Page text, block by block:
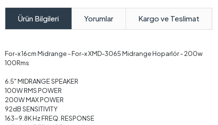
Ürün Bilgileri Yorumlar Kargo ve Teslimat
For-x 16cm Midrange - For-x XMD-3065 Midrange Hoparlör - 200w
100Rms
6.5" MIDRANGE SPEAKER
100W RMS POWER
200W MAX POWER
92dB SENSITIVITY
163-9.8K Hz FREQ. RESPONSE